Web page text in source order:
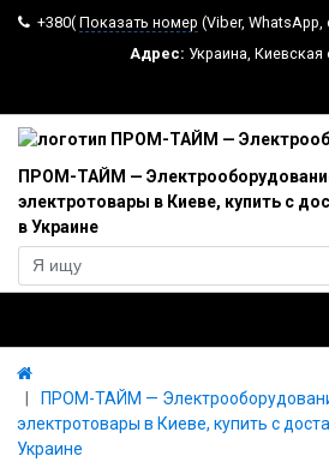
+380( Показать номер (Viber, WhatsApp,
Адрес: Украина, Киевская
ПРОМ-ТАЙМ —
электротовары в Киеве, купить с
в Украине
ПРОМ-ТАЙМ —
электротовары в Киеве, купить с
Украине